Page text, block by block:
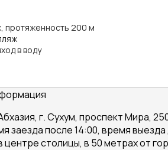
протяженность 200 м
в воду
г. Сухум, проспект Мира,
заезда после 14:00, время выезда
столицы, в 50 метрах от